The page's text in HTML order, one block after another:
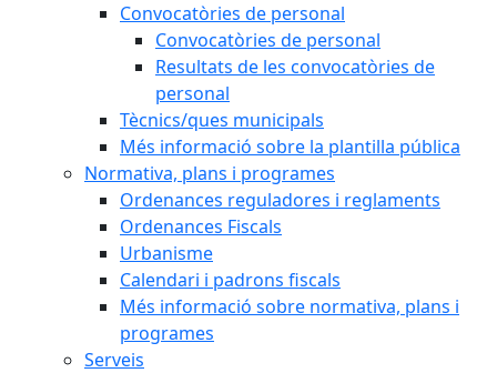
Convocatòries de personal
Convocatòries de personal
Resultats de les convocatòries de
personal
Tècnics/ques municipals
Més informació sobre la plantilla pública
Normativa, plans i programes
Ordenances reguladores i reglaments
Ordenances Fiscals
Urbanisme
Calendari i padrons fiscals
Més informació sobre normativa, plans i
programes
Serveis